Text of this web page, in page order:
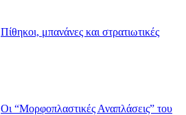
Πίθηκοι, μπανάνες και στρατιωτικές
Οι “Μορφοπλαστικές Αναπλάσεις” του